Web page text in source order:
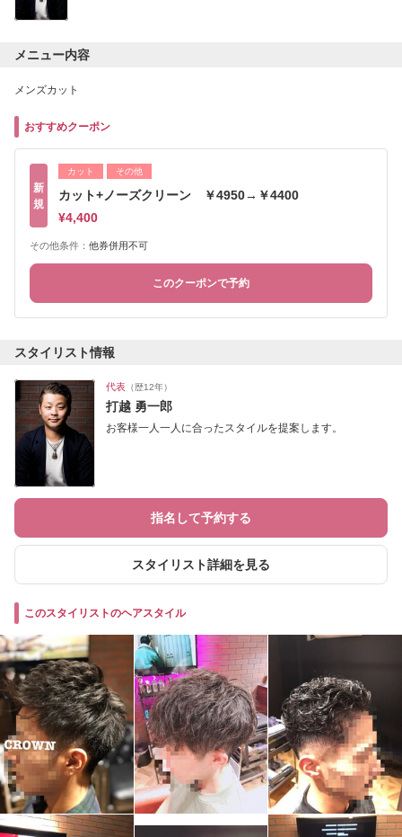
メニュー内容
メンズカット
おすすめクーポン
新
規
カット その他
カット+ノーズクリーン ￥4950→￥4400
¥4,400
その他条件： 他券併用不可
このクーポンで予約
スタイリスト情報
代表 （歴12年）
打越 勇一郎
お客様一人一人に合ったスタイルを提案します。
指名して予約する
スタイリスト詳細を見る
このスタイリストのヘアスタイル